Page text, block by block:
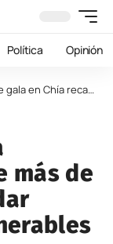
Política Opinión
más de $150 millones para dar hogar a familias vulnerables
más de